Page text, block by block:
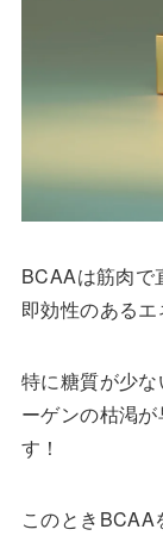
BCAAは筋肉で
即効性のあるエ
特に糖質が少
ーゲンの枯渇
す！
このときBCAA